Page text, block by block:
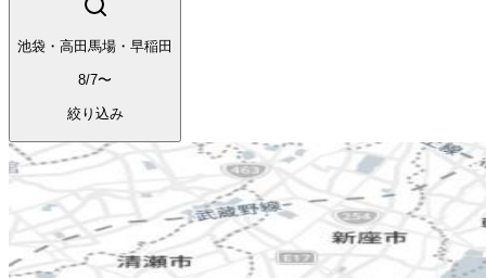
池袋・高田馬場・早稲田
8/7〜
絞り込み